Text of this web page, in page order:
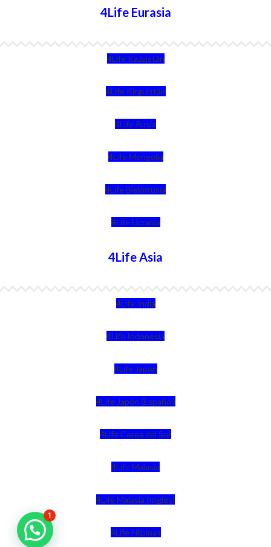
4Life Eurasia
4Life Kazajstán
4Life Kirguistán
4Life Rusia
4Life Mongolia
4Life Bielorrusia
4Life Ucrania
4Life Asia
4Life India
4Life Indonesia
4Life Japón
4Life Japón (Español)
4Life Corea del Sur
4Life Malasia
4Life Malasia (Inglés)
4Life Filipinas
1